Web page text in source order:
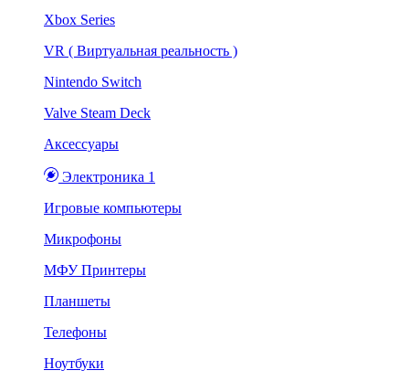
Xbox Series
VR ( Виртуальная реальность )
Nintendo Switch
Valve Steam Deck
Аксессуары
Электроника 1
Игровые компьютеры
Микрофоны
МФУ Принтеры
Планшеты
Телефоны
Ноутбуки